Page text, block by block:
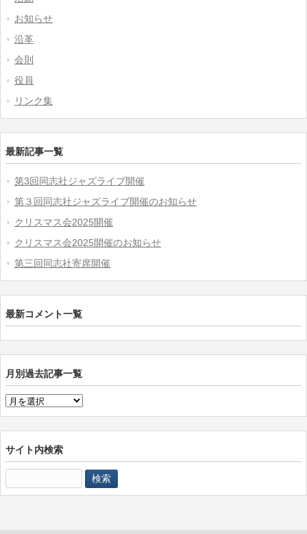
お知らせ
沿革
会則
役員
リンク集
最新記事一覧
第3回同志社ジャズライブ開催
第３回同志社ジャズライブ開催のお知らせ
クリスマス会2025開催
クリスマス会2025開催のお知らせ
第三回同志社寄席開催
最新コメント一覧
月別過去記事一覧
月
別
過
去
一
サイト内検索
索: